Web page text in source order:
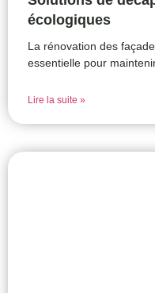
écologiques
La rénovation des
essentielle pour
Lire la suite »